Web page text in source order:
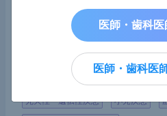
乳歯早期脱落の陰に低ホス
―「遭遇した歯科医は小児
期発見に向け呼びかけ
先天性・遺伝性疾患 小児疾患
医師・歯科医
医師・歯科